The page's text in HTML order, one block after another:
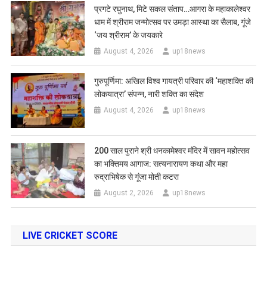
प्रगटे रघुनाथ, मिटे सकल संताप…आगरा के महाकालेश्वर
धाम में श्रीराम जन्मोत्सव पर उमड़ा आस्था का सैलाब, गूंजे
‘जय श्रीराम’ के जयकारे
August 4, 2026 up18news
गुरुपूर्णिमा: अखिल विश्व गायत्री परिवार की ‘महाशक्ति की
लोकयात्रा’ संपन्न, नारी शक्ति का संदेश
August 4, 2026 up18news
200 साल पुराने श्री धनकामेश्वर मंदिर में सावन महोत्सव
का भक्तिमय आगाज: सत्यनारायण कथा और महा
रुद्राभिषेक से गूंजा मोती कटरा
August 2, 2026 up18news
LIVE CRICKET SCORE